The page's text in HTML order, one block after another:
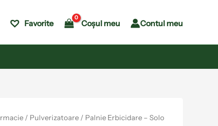
Favorite Coșul meu Contul meu
/ Pulverizatoare / Palnie Erbicidare – Solo